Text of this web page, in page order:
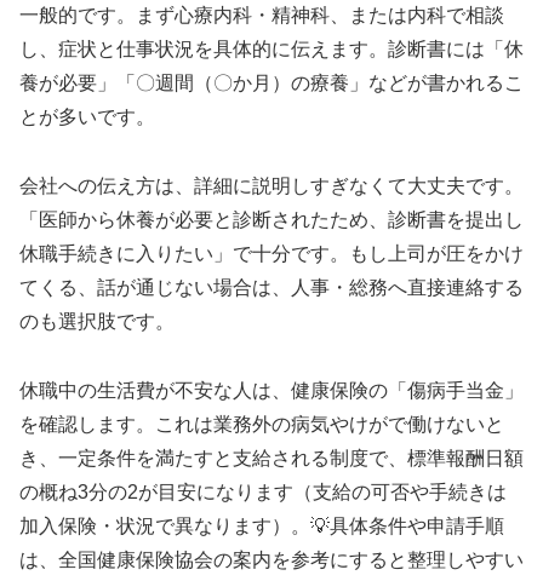
一般的です。まず心療内科・精神科、または内科で相談
し、症状と仕事状況を具体的に伝えます。診断書には「休
養が必要」「〇週間（〇か月）の療養」などが書かれるこ
とが多いです。
会社への伝え方は、詳細に説明しすぎなくて大丈夫です。
「医師から休養が必要と診断されたため、診断書を提出し
休職手続きに入りたい」で十分です。もし上司が圧をかけ
てくる、話が通じない場合は、人事・総務へ直接連絡する
のも選択肢です。
休職中の生活費が不安な人は、健康保険の「傷病手当金」
を確認します。これは業務外の病気やけがで働けないと
き、一定条件を満たすと支給される制度で、標準報酬日額
の概ね3分の2が目安になります（支給の可否や手続きは
加入保険・状況で異なります）。💡具体条件や申請手順
は、全国健康保険協会の案内を参考にすると整理しやすい